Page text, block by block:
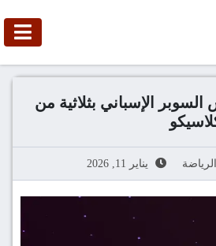
الإسباني بثلاثية من
الرياضة يناير 11, 2026